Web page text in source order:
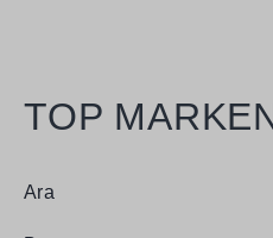
TOP
Ara